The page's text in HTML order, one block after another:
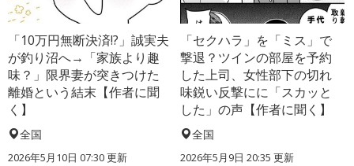
「10万円無断決済!?」誠実夫
が釣り沼へ→「家族より趣
味？」限界妻が突きつけた
離婚という結末【作者に聞
く】
全国
2026年5月10日 07:30 更新
「セクハラ」を「ミス」で
撃退？ツインの部屋を予約
した上司、女性部下の切れ
味鋭い反撃にに「スカッと
した」の声【作者に聞く】
全国
2026年5月9日 20:35 更新